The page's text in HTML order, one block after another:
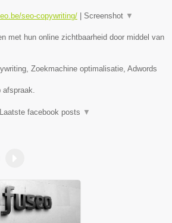
seo-copywriting/ Screenshot ▼
met hun online zichtbaarheid door middel van
Zoekmachine optimalisatie, Adwords
afspraak.
Laatste facebook posts ▼